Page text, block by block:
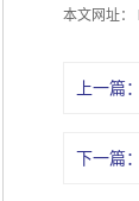
本文网址：
上一篇：
下一篇：